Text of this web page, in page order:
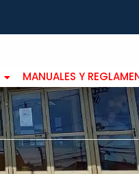
MANUALES Y